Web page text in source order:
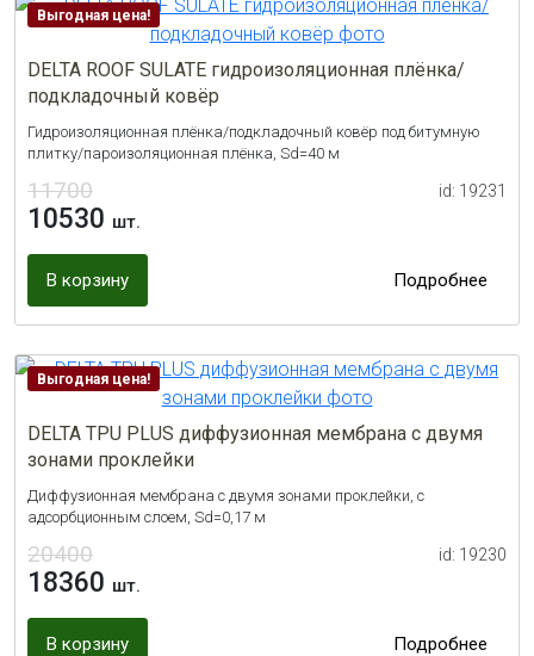
Выгодная цена!
DELTA ROOF SULATE гидроизоляционная плёнка/
подкладочный ковёр
Гидроизоляционная плёнка/подкладочный ковёр под битумную
плитку/пароизоляционная плёнка, Sd=40 м
11700
10530 шт.
id: 19231
В корзину Подробнее
Выгодная цена!
DELTA TPU PLUS диффузионная мембрана с двумя
зонами проклейки
Диффузионная мембрана с двумя зонами проклейки, с
адсорбционным слоем, Sd=0,17 м
20400
18360 шт.
id: 19230
В корзину Подробнее